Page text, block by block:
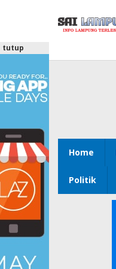
Home
Politik
tutup